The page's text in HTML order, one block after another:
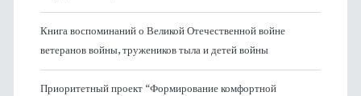
Книга воспоминаний о Великой Отечественной войне
ветеранов войны, тружеников тыла и детей войны
Приоритетный проект “Формирование комфортной